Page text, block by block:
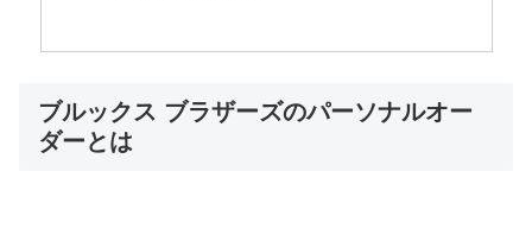
ブルックス ブラザーズのパーソナルオー
ダーとは